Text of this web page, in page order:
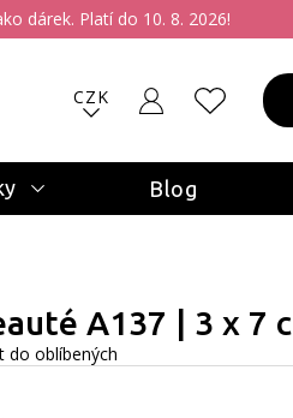
dárek. Platí do 10. 8. 2026!
CZK
Blog
A137 | 3 x 7
do oblíbených